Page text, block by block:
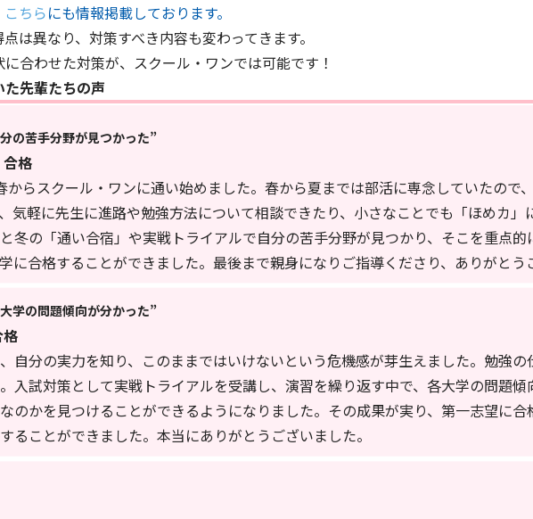
こちらにも情報掲載しております。
は異なり、対策すべき内容も変わってきます。
合わせた対策が、スクール・ワンでは可能です！
先輩たちの声
の苦手分野が見つかった”
格
からスクール・ワンに通い始めました。春から夏までは部活に専念していたので
気軽に先生に進路や勉強方法について相談できたり、小さなことでも「ほめカ
冬の「通い合宿」や実戦トライアルで自分の苦手分野が見つかり、そこを重点
に合格することができました。最後まで親身になりご指導くださり、ありがとう
学の問題傾向が分かった”
自分の実力を知り、このままではいけないという危機感が芽生えました。勉強
入試対策として実戦トライアルを受講し、演習を繰り返す中で、各大学の問題
のかを見つけることができるようになりました。その成果が実り、第一志望に
ることができました。本当にありがとうございました。